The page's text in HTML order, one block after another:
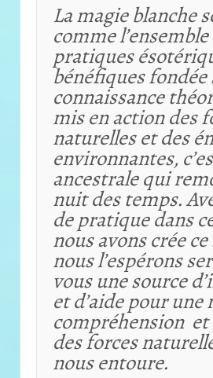
La magie blanche
comme
pratiques
bénéfiques fondée
connaissance
mis en action des
naturelles et des
environnantes,
ancestrale qui
nuit des temps.
de pratique dans
nous avons crée
nous l’espérons
vous une source
et d’aide pour
compréhension
des forces
nous entoure.